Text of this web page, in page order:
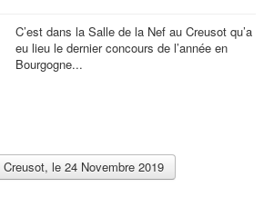
C’est dans la Salle de la Nef au Creusot qu’a
eu lieu le dernier concours de l’année en
Bourgogne...
le 24 Novembre 2019